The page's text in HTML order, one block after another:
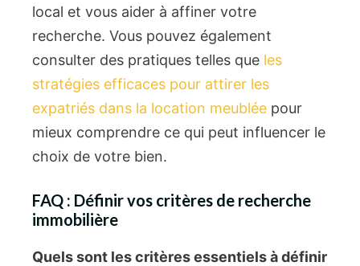
local et vous aider à affiner votre
recherche. Vous pouvez également
consulter des pratiques telles que les
stratégies efficaces pour attirer les
expatriés dans la location meublée pour
mieux comprendre ce qui peut influencer le
choix de votre bien.
FAQ : Définir vos critères de recherche
immobilière
Quels sont les critères essentiels à définir